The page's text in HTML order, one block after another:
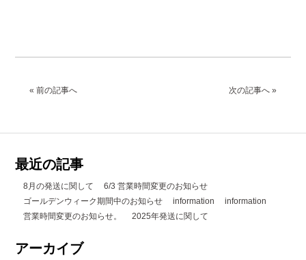
tern（ターン）
tern Crest
tern SURGE PRO
次の記事へ »
« 前の記事へ
最近の記事
8月の発送に関して
6/3 営業時間変更のお知らせ
ゴールデンウィーク期間中のお知らせ
information
information
営業時間変更のお知らせ。
2025年発送に関して
アーカイブ